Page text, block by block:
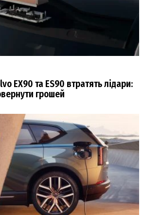
EX90 та ES90 втратять лідари:
грошей